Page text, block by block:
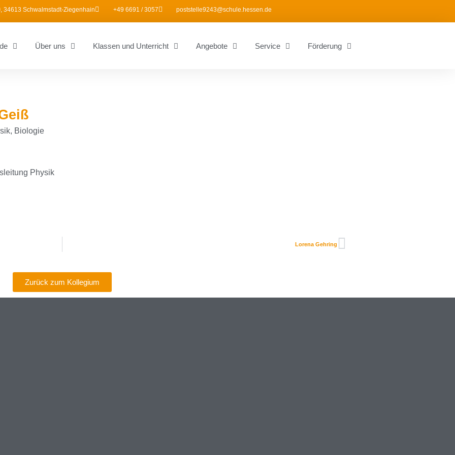
34613 Schwalmstadt-Ziegenhain +49 6691 / 3057 poststelle9243@schule.hessen.de
Über uns Klassen und Unterricht Angebote Service Förderung
Biologie
Physik
Lorena Gehring
Zurück zum Kollegium